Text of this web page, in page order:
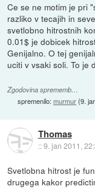
Ce se ne motim je pri
razliko v tecajih in
svetlobno hitrostnih
0.01$ je dobicek
Genijalno. O tej
uciti v vsaki soli. To je
Zgodovina sprememb…
spremenilo:murmur(9.
Thomas
::9. jan 2011,
Svetlobna hitrost je
drugega kakor